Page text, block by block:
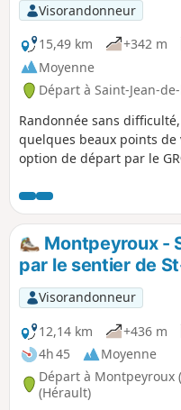
Visorandonneur
15,49 km
+342 m
Moyenne
Départ à Saint-Jean-
Randonnée sans
quelques beaux points de
option de départ par le
Montpeyroux -
par le sentier de
Visorandonneur
12,14 km
+436 m
4h 45
Moyenne
Départ à Montpeyroux
(Hérault)